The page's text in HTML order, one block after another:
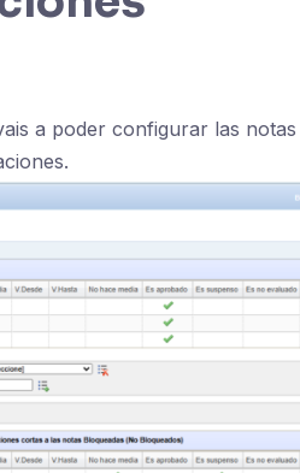
a poder configurar las